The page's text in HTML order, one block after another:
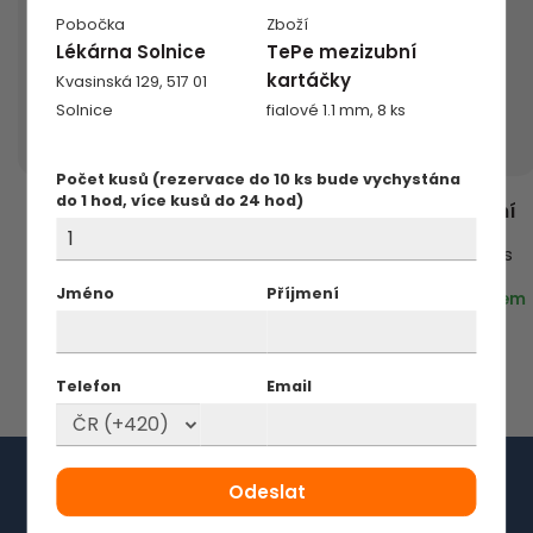
Pobočka
Lékárna Solnice
Kvasinská 129, 517 01
Solnice
Zboží
TePe mezizubní
kartáčky
fialové 1.1 mm, 8 ks
Počet kusů (rezervace do 10 ks bude vychystána
do 1 hod, více kusů do 24 hod)
Jméno Příjmení
Telefon Email
TePe mezizubní
červené 0.5 mm, 8 ks
129 Kč
TePe Angle mezizubní
oranžové 0.45 mm, 6 ks
129 Kč skladem
Garance výhodného
nákupu